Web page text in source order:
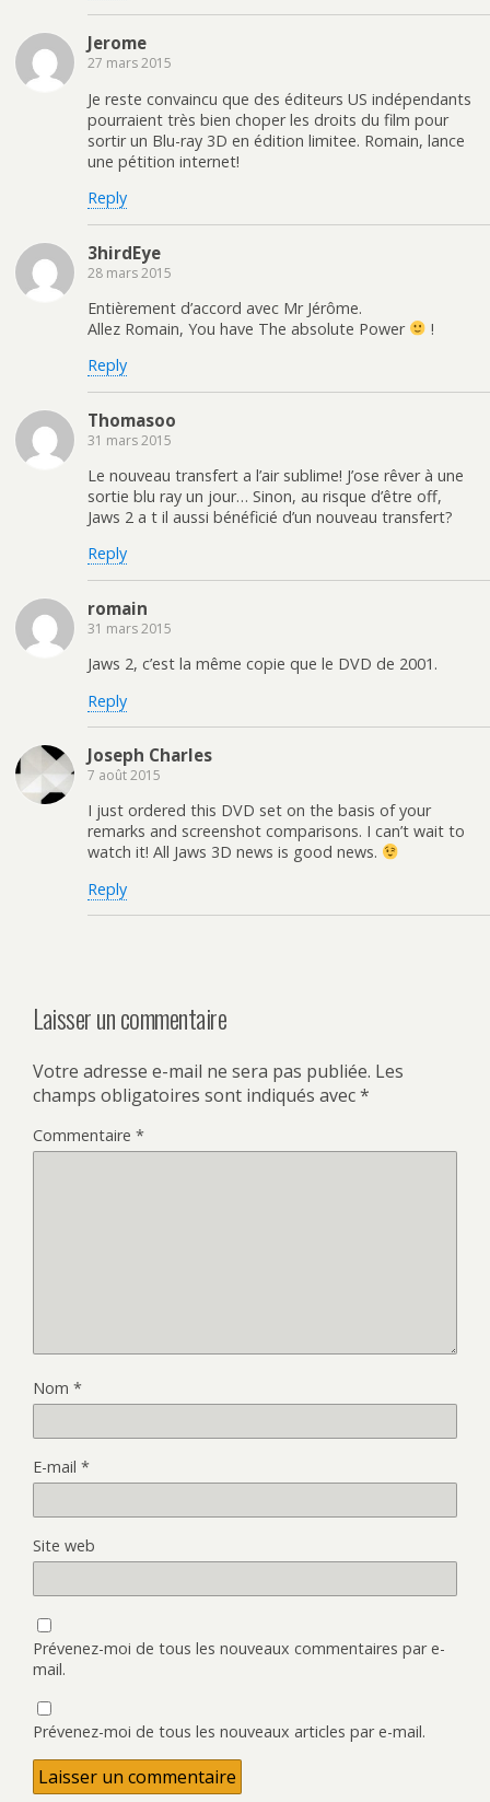
Jerome
27 mars 2015
Je reste convaincu que des éditeurs US indépendants
pourraient très bien choper les droits du film pour
sortir un Blu-ray 3D en édition limitee. Romain, lance
une pétition internet!
Reply
3hirdEye
28 mars 2015
Entièrement d’accord avec Mr Jérôme.
Allez Romain, You have The absolute Power
!
Reply
Thomasoo
31 mars 2015
Le nouveau transfert a l’air sublime! J’ose rêver à une
sortie blu ray un jour… Sinon, au risque d’être off,
Jaws 2 a t il aussi bénéficié d’un nouveau transfert?
Reply
romain
31 mars 2015
Jaws 2, c’est la même copie que le DVD de 2001.
Reply
Joseph Charles
7 août 2015
I just ordered this DVD set on the basis of your
remarks and screenshot comparisons. I can’t wait to
watch it! All Jaws 3D news is good news.
Reply
Laisser un commentaire
Votre adresse e-mail ne sera pas publiée. Les
champs obligatoires sont indiqués avec*
Commentaire *
Nom *
E-mail *
Site web
Prévenez-moi de tous les nouveaux commentaires par e-
mail.
Prévenez-moi de tous les nouveaux articles par e-mail.